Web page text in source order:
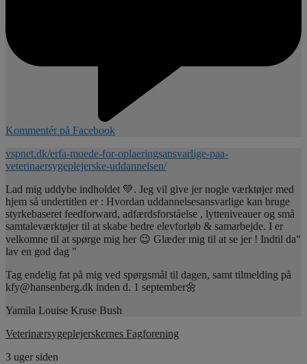
Kommentér på Facebook
vspnet.dk/erfa-moede-for-oplaeringsansvarlige-paa-
veterinaersygeplejerske-uddannelsen/
Lad mig uddybe indholdet 💚. Jeg vil give jer nogle værktøjer med
hjem så undertitlen er : Hvordan uddannelsesansvarlige kan bruge
styrkebaseret feedforward, adfærdsforståelse , lytteniveauer og små
samtaleværktøjer til at skabe bedre elevforløb & samarbejde. I er
velkomne til at spørge mig her 😉 Glæder mig til at se jer ! Indtil da"
lav en god dag "
Tag endelig fat på mig ved spørgsmål til dagen, samt tilmelding på
kfy@hansenberg.dk inden d. 1 september🌼
Yamila Louise Kruse Bush
Veterinærsygeplejerskernes Fagforening
3 uger siden